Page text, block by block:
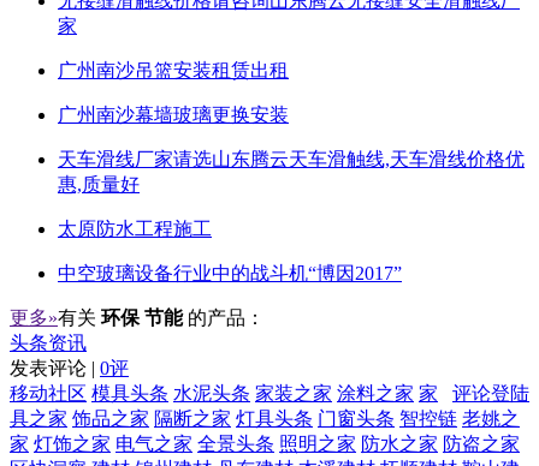
家
广州南沙吊篮安装租赁出租
广州南沙幕墙玻璃更换安装
天车滑线厂家请选山东腾云天车滑触线,天车滑线价格优
惠,质量好
太原防水工程施工
中空玻璃设备行业中的战斗机“博因2017”
更多»有关 环保 节能 的产品：
头条资讯
发表评论 | 0评
评论登陆
移动社区 模具头条 水泥头条 家装之家 涂料之家 家
具之家 饰品之家 隔断之家 灯具头条 门窗头条 智控链 老姚之
家 灯饰之家 电气之家 全景头条 照明之家 防水之家 防盗之家